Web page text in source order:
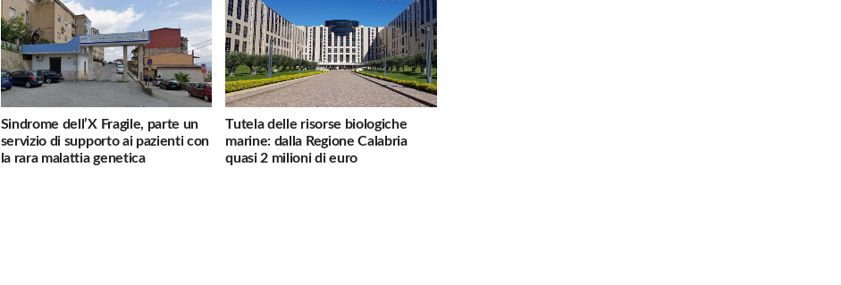
Sindrome dell’X Fragile, parte un
servizio di supporto ai pazienti con
la rara malattia genetica
Tutela delle risorse biologiche
marine: dalla Regione Calabria
quasi 2 milioni di euro